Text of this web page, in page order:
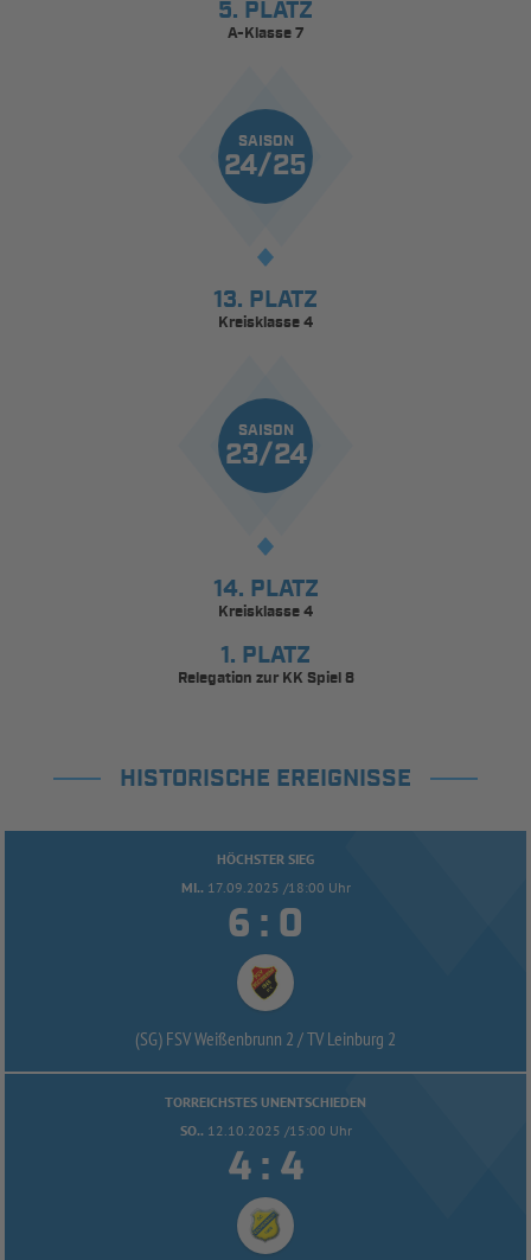
5. PLATZ
A-Klasse 7
SAISON
24/25
13. PLATZ
Kreisklasse 4
SAISON
23/24
14. PLATZ
Kreisklasse 4
1. PLATZ
Relegation zur KK Spiel 8
HISTORISCHE EREIGNISSE
HÖCHSTER SIEG
MI.. 17.09.2025 /18:00 Uhr
 : 
(SG) FSV Weißenbrunn 2 /TV Leinburg 2
TORREICHSTES UNENTSCHIEDEN
SO.. 12.10.2025 /15:00 Uhr
 : 